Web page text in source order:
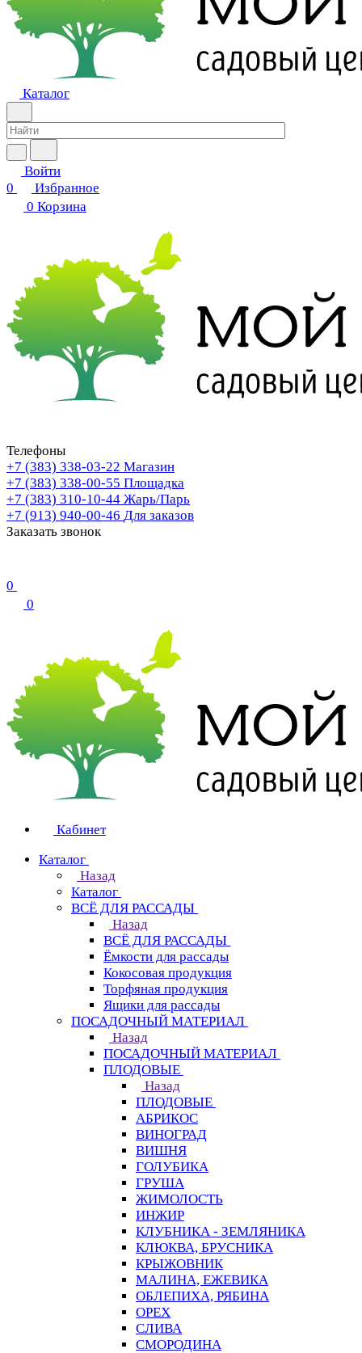
Каталог
Войти
0
Избранное
0 Корзина
Телефоны
+7 (383) 338-03-22 Магазин
+7 (383) 338-00-55 Площадка
+7 (383) 310-10-44 Жарь/Парь
+7 (913) 940-00-46 Для заказов
Заказать звонок
0
0
Кабинет
Каталог
Назад
Каталог
ВСЁ ДЛЯ РАССАДЫ
Назад
ВСЁ ДЛЯ РАССАДЫ
Ёмкости для рассады
Кокосовая продукция
Торфяная продукция
Ящики для рассады
ПОСАДОЧНЫЙ МАТЕРИАЛ
Назад
ПОСАДОЧНЫЙ МАТЕРИАЛ
ПЛОДОВЫЕ
Назад
ПЛОДОВЫЕ
АБРИКОС
ВИНОГРАД
ВИШНЯ
ГОЛУБИКА
ГРУША
ЖИМОЛОСТЬ
ИНЖИР
КЛУБНИКА - ЗЕМЛЯНИКА
КЛЮКВА, БРУСНИКА
КРЫЖОВНИК
МАЛИНА, ЕЖЕВИКА
ОБЛЕПИХА, РЯБИНА
ОРЕХ
СЛИВА
СМОРОДИНА